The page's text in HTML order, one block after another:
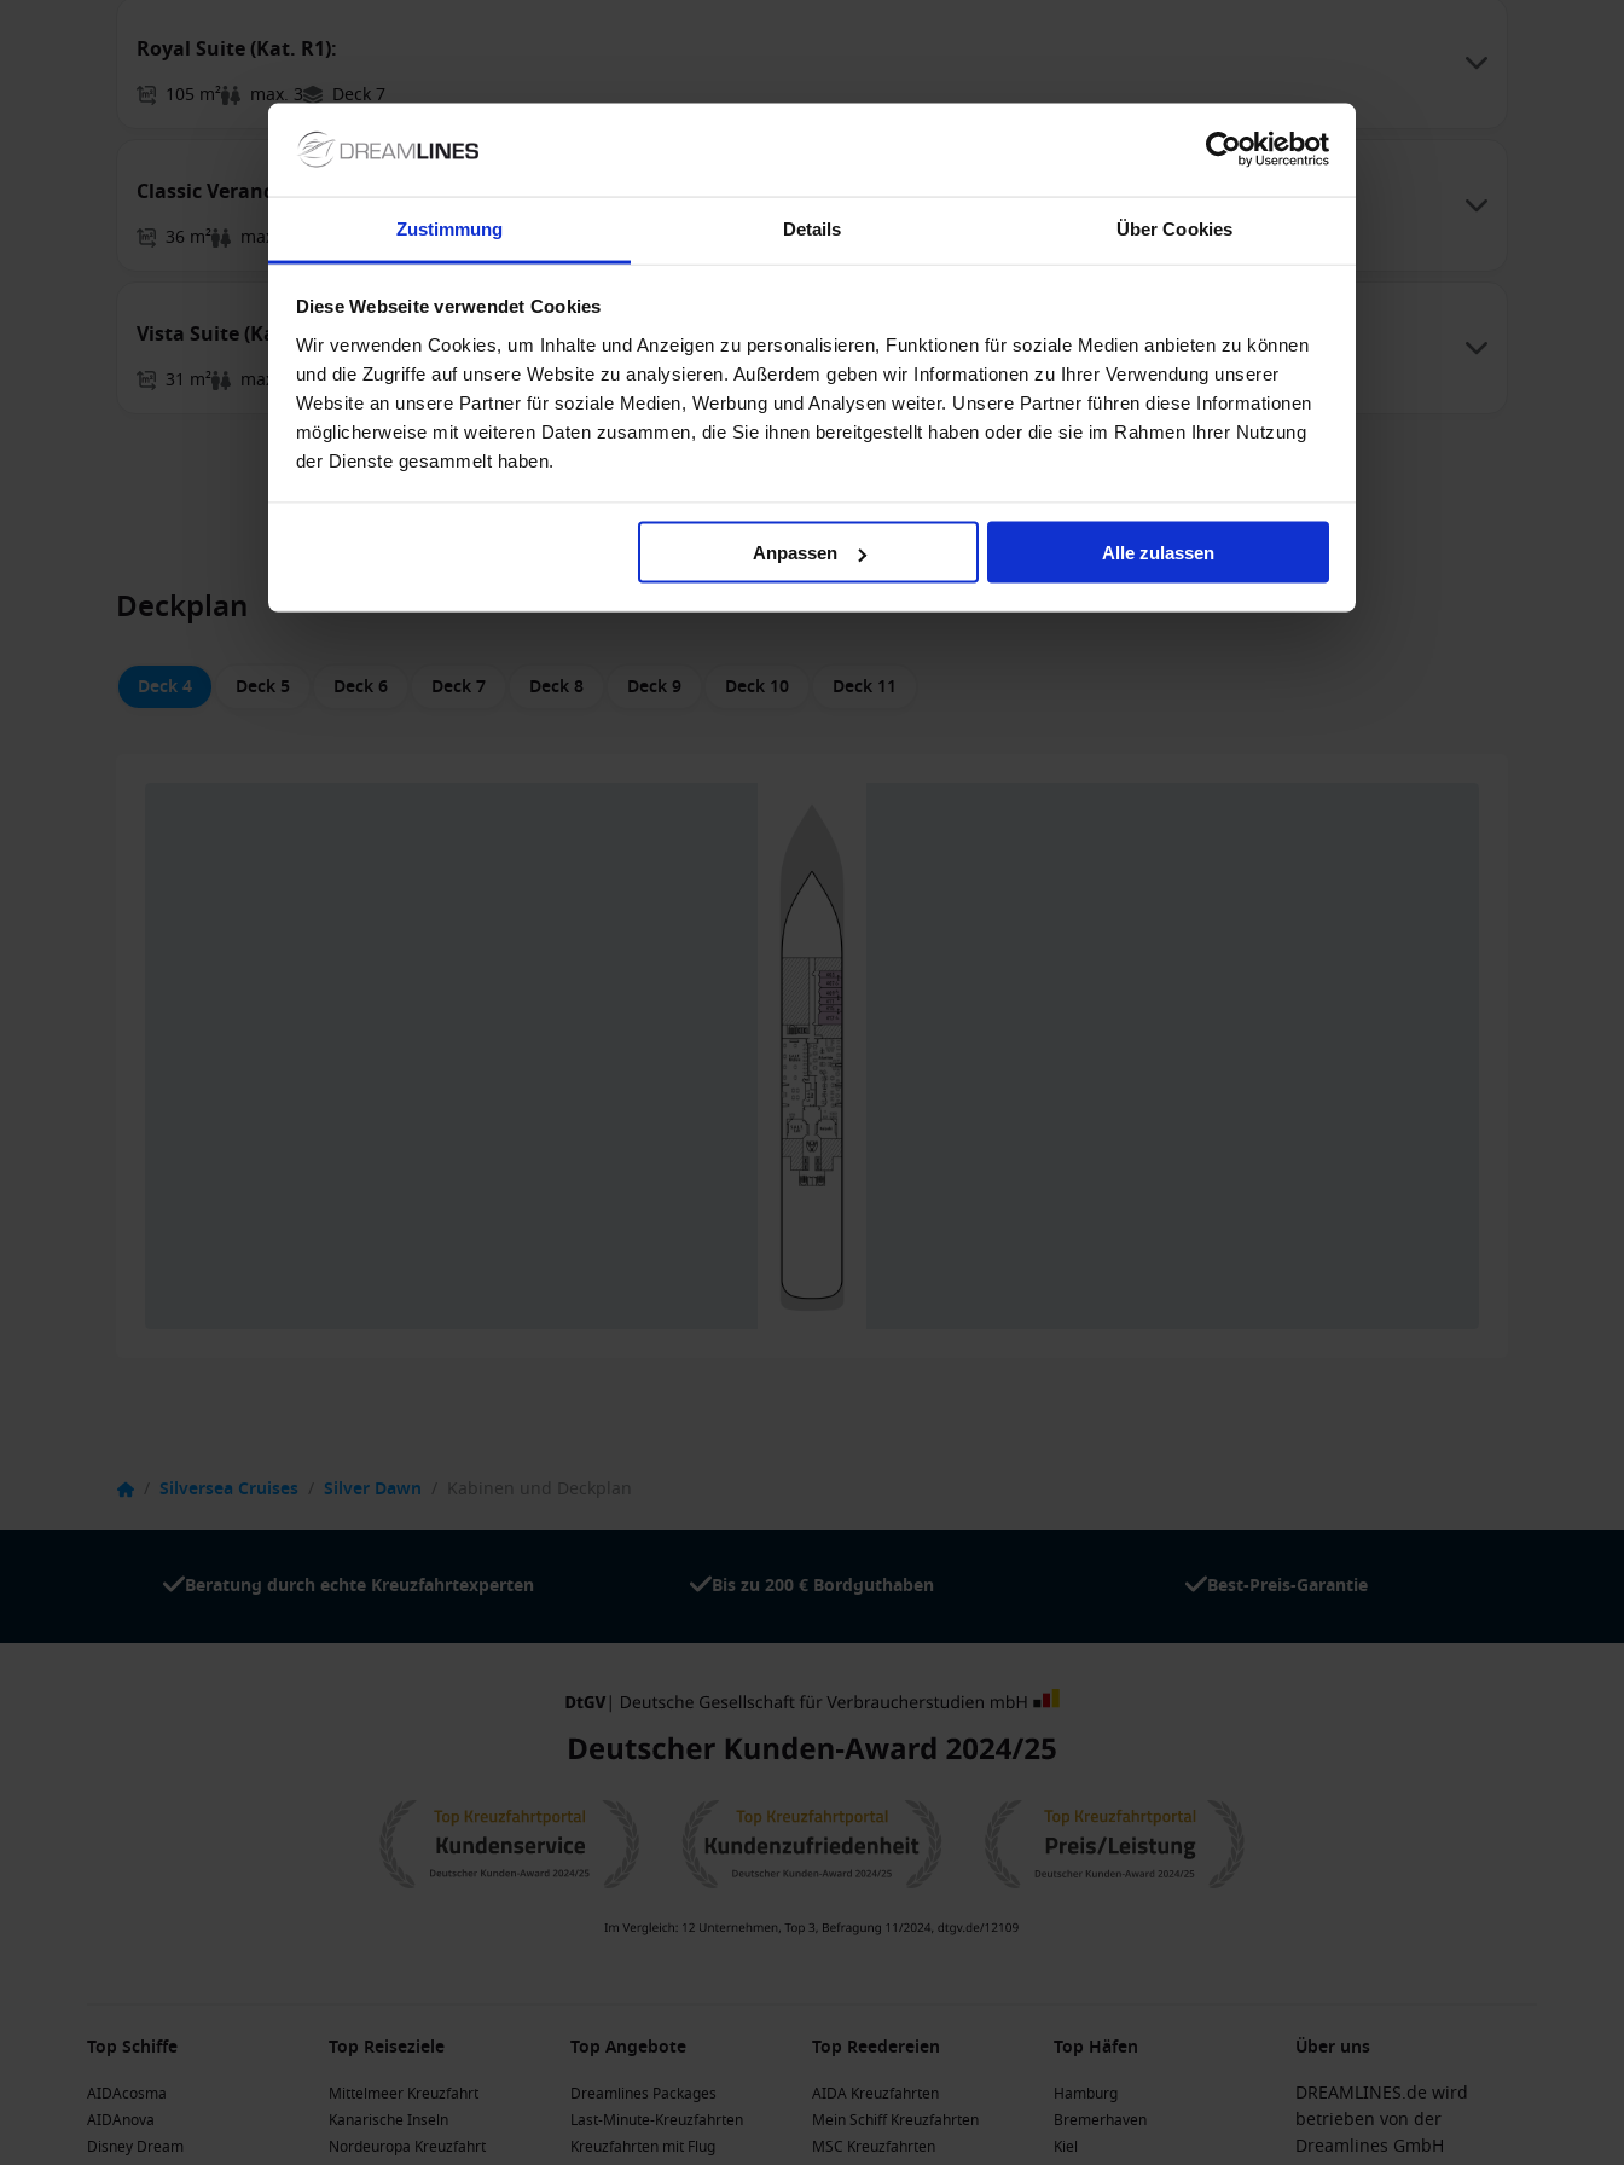
Zustimmung Details Über Cookies
Diese Webseite verwendet Cookies
Wir verwenden Cookies, um Inhalte und Anzeigen zu personalisieren, Funktionen für soziale Medien anbieten zu können
und die Zugriffe auf unsere Website zu analysieren. Außerdem geben wir Informationen zu Ihrer Verwendung unserer
Website an unsere Partner für soziale Medien, Werbung und Analysen weiter. Unsere Partner führen diese Informationen
möglicherweise mit weiteren Daten zusammen, die Sie ihnen bereitgestellt haben oder die sie im Rahmen Ihrer Nutzung
der Dienste gesammelt haben.
Anpassen Alle zulassen
Royal Suite (Kat. R1):
105 m² max. 3 Deck 7
Classic Veranda Kabine (Kat. CV):
36 m² max. 3
Vista Suite (Kat. VI):
31 m² max. 4 Deck 4
Deckplan
Deck 4 Deck 5 Deck 6 Deck 7 Deck 8 Deck 9 Deck 10 Deck 11
/ Silversea Cruises / Silver Dawn / Kabinen und Deckplan
Beratung durch echte Kreuzfahrtexperten Bis zu 200 € Bordguthaben Best-Preis-Garantie
Top Schiffe
AIDAcosma
AIDAnova
Disney Dream
Top Reiseziele
Mittelmeer Kreuzfahrt
Kanarische Inseln
Nordeuropa Kreuzfahrt
Top Angebote
Dreamlines Packages
Last-Minute-Kreuzfahrten
Kreuzfahrten mit Flug
Top Reedereien
AIDA Kreuzfahrten
Mein Schiff Kreuzfahrten
MSC Kreuzfahrten
Top Häfen
Hamburg
Bremerhaven
Kiel
Über uns
DREAMLINES.de wird
betrieben von der
Dreamlines GmbH